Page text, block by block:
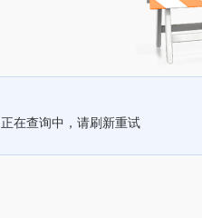
正在查询中，请刷新重试